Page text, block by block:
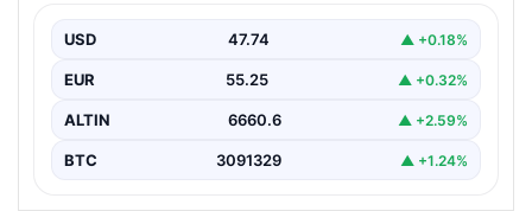
USD 47.74 ▲ +0.18%
EUR 55.25 ▲ +0.32%
ALTIN 6660.6 ▲ +2.59%
BTC 3091329 ▲ +1.24%